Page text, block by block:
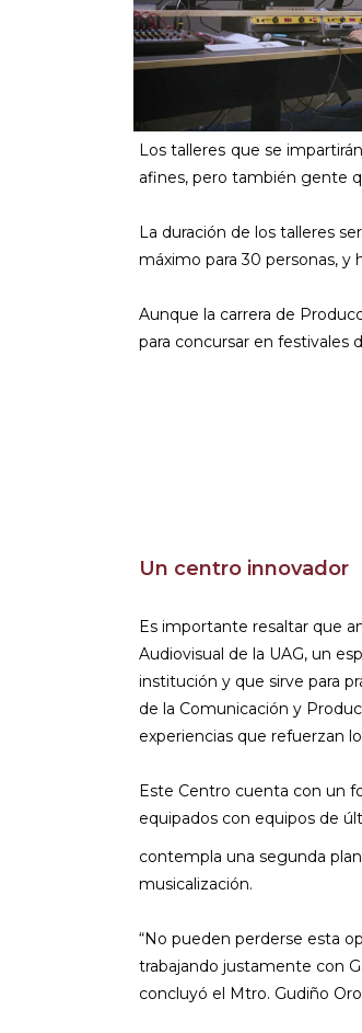
Los talleres que se
afines, pero también gente
La duración de los talleres
máximo para 30 personas, y
Aunque la carrera de
para concursar en festivales
Un centro innovador
Es importante resaltar que
Audiovisual de la UAG, un
institución y que sirve para
de la Comunicación y
experiencias que refuerzan
Este Centro cuenta con un
equipados con equipos de
contempla una segunda
musicalización.
“No pueden perderse esta
trabajando justamente con
concluyó el Mtro. Gudiño